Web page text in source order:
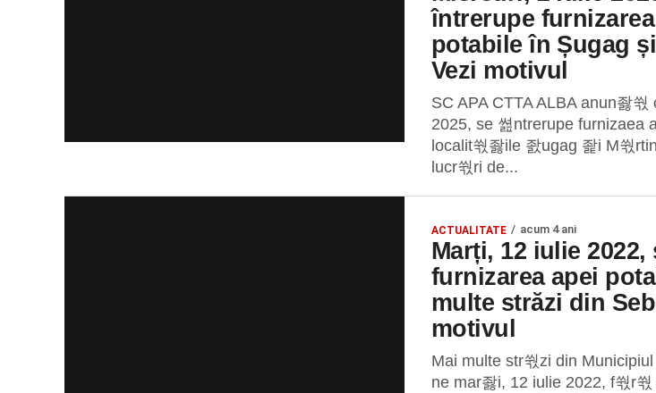
întrerupe
potabile în Șugag
Vezi motivul
SC APA CTTA ALBA anun좛
2025, se 쎮ntrerupe furnizaea
localit쒃좛ile 좘ugag 좙i M쒃
lucr쒃ri de...
ACTUALITATE acum 4 ani
Marți, 12 iulie
furnizarea apei
multe străzi din
motivul
Mai multe str쒃zi din
ne mar좛i, 12 iulie 2022, f쒃r